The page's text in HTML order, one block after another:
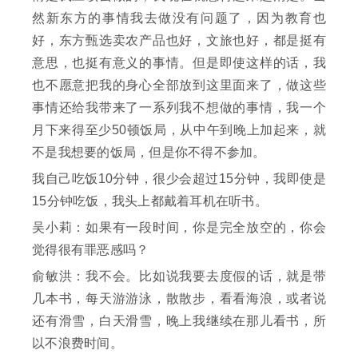
然新东方的事情我去做没有问题了，因为教育也
好，东方甄选卖农产品也好，文旅也好，都是挺有
意思，也挺有意义的事情。但是即使这样的话，我
也不愿意把我的身心全部放到这里面来了，做这些
事情还给我带来了一系列我不想做的事情，我一个
月下来得至少50顿饭局，从中午到晚上加起来，就
不是我想要的饭局，但是你不得不参加。
我自己吃饭10分钟，很少会超过15分钟，我即使是
15分钟吃饭，我头上都戴着耳机在听书。
吴小莉：如果有一段时间，你是完全放空的，你会
觉得很有罪恶感吗？
俞敏洪：我不会。比如说我要去度假的话，就是带
几本书，每天游游泳，散散步，看看海浪，或者说
还有滑雪，白天滑雪，晚上我继续在那儿看书，所
以不浪费时间。